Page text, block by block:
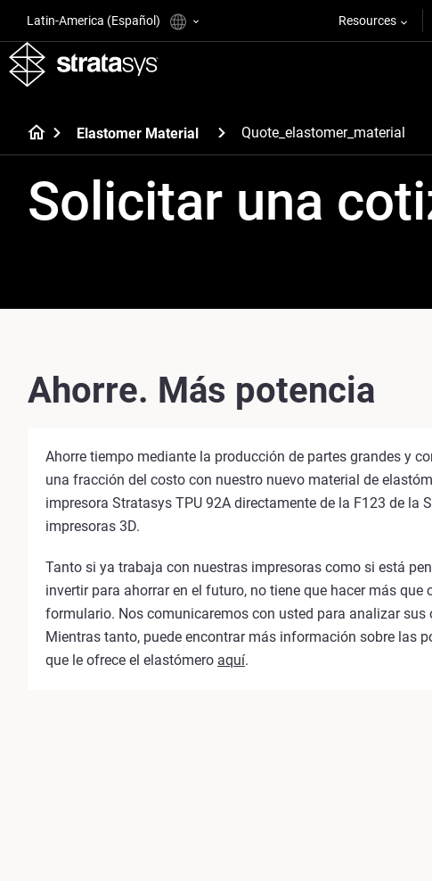
Latin-America (Español) Resources
Elastomer Material Quote_elastomer_material
Solicitar una
Ahorre. Más potencia
Ahorre tiempo mediante la producción de partes grandes y
una fracción del costo con nuestro nuevo material de
impresora Stratasys TPU 92A directamente de la F123 de la
impresoras 3D.
Tanto si ya trabaja con nuestras impresoras como si está
invertir para ahorrar en el futuro, no tiene que hacer más que
formulario. Nos comunicaremos con usted para analizar sus
Mientras tanto, puede encontrar más información sobre las
que le ofrece el elastómero aquí.